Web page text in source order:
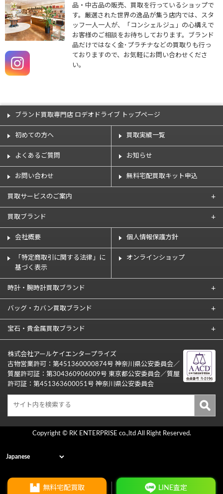
品・中古品の販売、買取を行っているショップで
す。厳選された世界の逸品が集う店内では、スタ
ッフ一人一人が、「コンシェルジュ」の心構えで
お客様のご相談をお待ちしております。ブランド
品だけではなく金･プラチナなどの買取りも行っ
ておりますので、お気軽にお問い合わせくださ
い。
ブランド買取専門店 ロデオドライブ トップページ
初めての方へ 買取実績一覧
よくあるご質問 お知らせ
お問い合わせ 無料宅配買取キット申込
買取サービスのご案内
買取ブランド
会社概要 個人情報保護方針
「特定商取引に関する法律」に
基づく表示
オンラインショップ
時計・腕時計買取ブランド
バッグ・カバン買取ブランド
宝石・貴金属買取ブランド
株式会社アールケイエンタープライズ
古物営業許可：第451360000874号 神奈川県公安委員会／
質屋許可証：第304360906009号 東京都公安委員会／質屋
許可証：第451363600051号 神奈川県公安委員会
Copyright © RK ENTERPRISE co.,ltd All Right Reserved.
無料宅配買取 LINE査定